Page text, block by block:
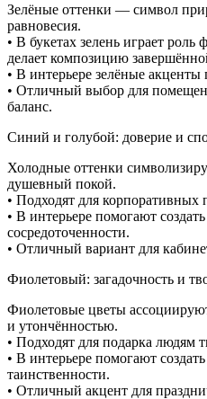
Зелёные оттенки — символ
равновесия.
• В букетах зелень играет
делает композицию
• В интерьере зелёные акценты
• Отличный выбор для
баланс.
Синий и голубой: доверие и
Холодные оттенки
душевный покой.
• Подходят для корпоративных
• В интерьере помогают
сосредоточенности.
• Отличный вариант для
Фиолетовый: загадочность и
Фиолетовые цветы
и утончённостью.
• Подходят для подарка людям
• В интерьере помогают
таинственности.
• Отличный акцент для